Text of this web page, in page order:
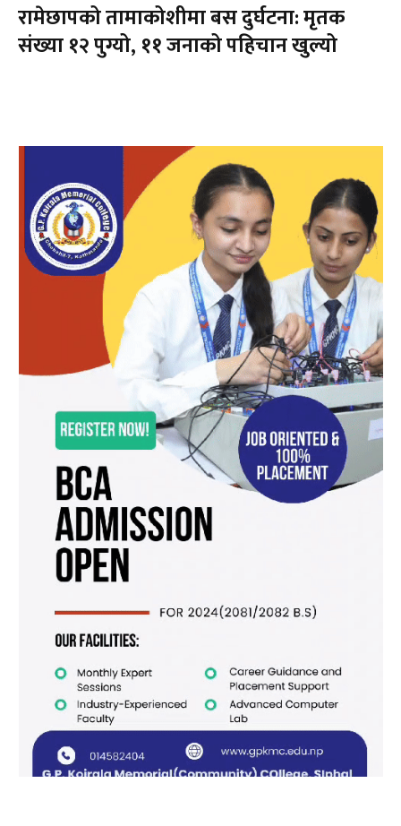
रामेछापको तामाकोशीमा बस दुर्घटना: मृतक
संख्या १२ पुग्यो, ११ जनाको पहिचान खुल्यो